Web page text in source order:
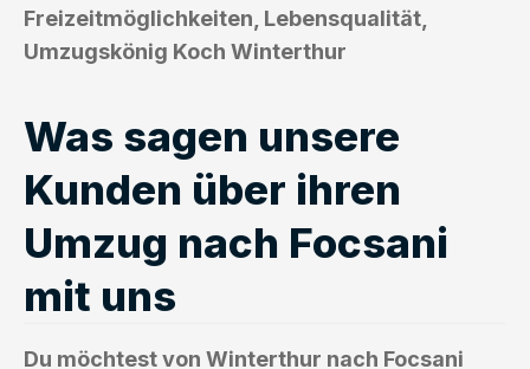
Freizeitmöglichkeiten, Lebensqualität,
Umzugskönig Koch Winterthur
Was sagen unsere
Kunden über ihren
Umzug nach Focsani
mit uns
Du möchtest von Winterthur nach Focsani